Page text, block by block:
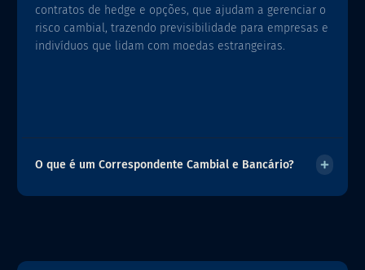
contratos de hedge e opções, que ajudam a gerenciar o
risco cambial, trazendo previsibilidade para empresas e
indivíduos que lidam com moedas estrangeiras.
O que é um Correspondente Cambial e Bancário?